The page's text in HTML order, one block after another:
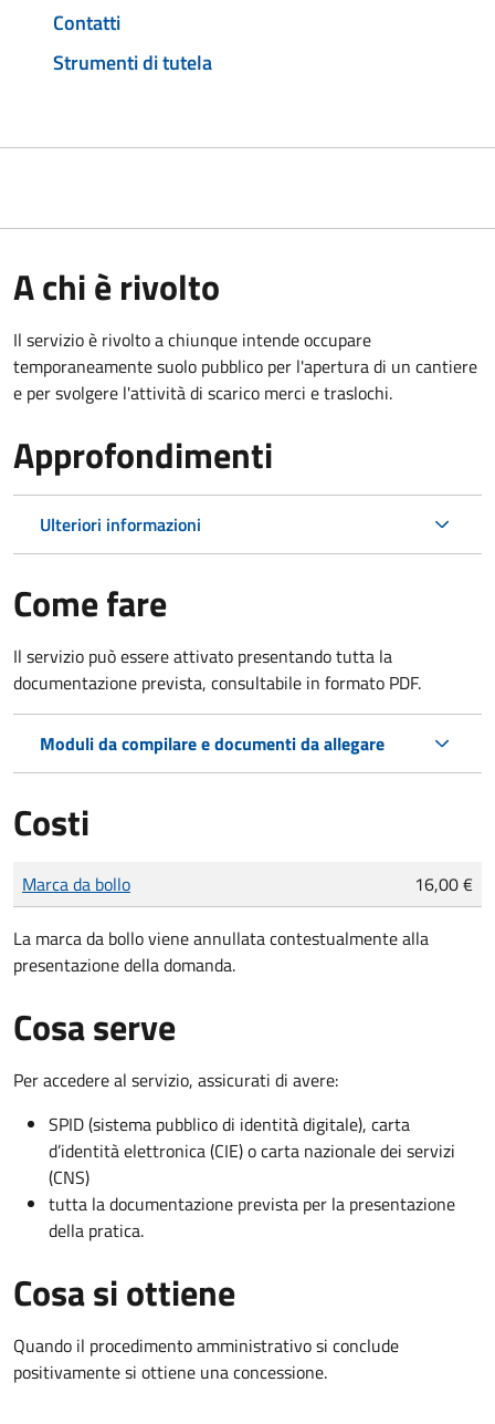
Contatti
Strumenti di tutela
A chi è rivolto
Il servizio è rivolto a chiunque intende occupare
temporaneamente suolo pubblico per l'apertura di un cantiere
e per svolgere l'attività di scarico merci e traslochi.
Approfondimenti
Ulteriori informazioni
Come fare
Il servizio può essere attivato presentando tutta la
documentazione prevista, consultabile in formato PDF.
Moduli da compilare e documenti da allegare
Costi
Tipo di pagamento
Importo
Marca da bollo 16,00 €
La marca da bollo viene annullata contestualmente alla
presentazione della domanda.
Cosa serve
Per accedere al servizio, assicurati di avere:
SPID (sistema pubblico di identità digitale), carta
d’identità elettronica (CIE) o carta nazionale dei servizi
(CNS)
tutta la documentazione prevista per la presentazione
della pratica.
Cosa si ottiene
Quando il procedimento amministrativo si conclude
positivamente si ottiene una concessione.